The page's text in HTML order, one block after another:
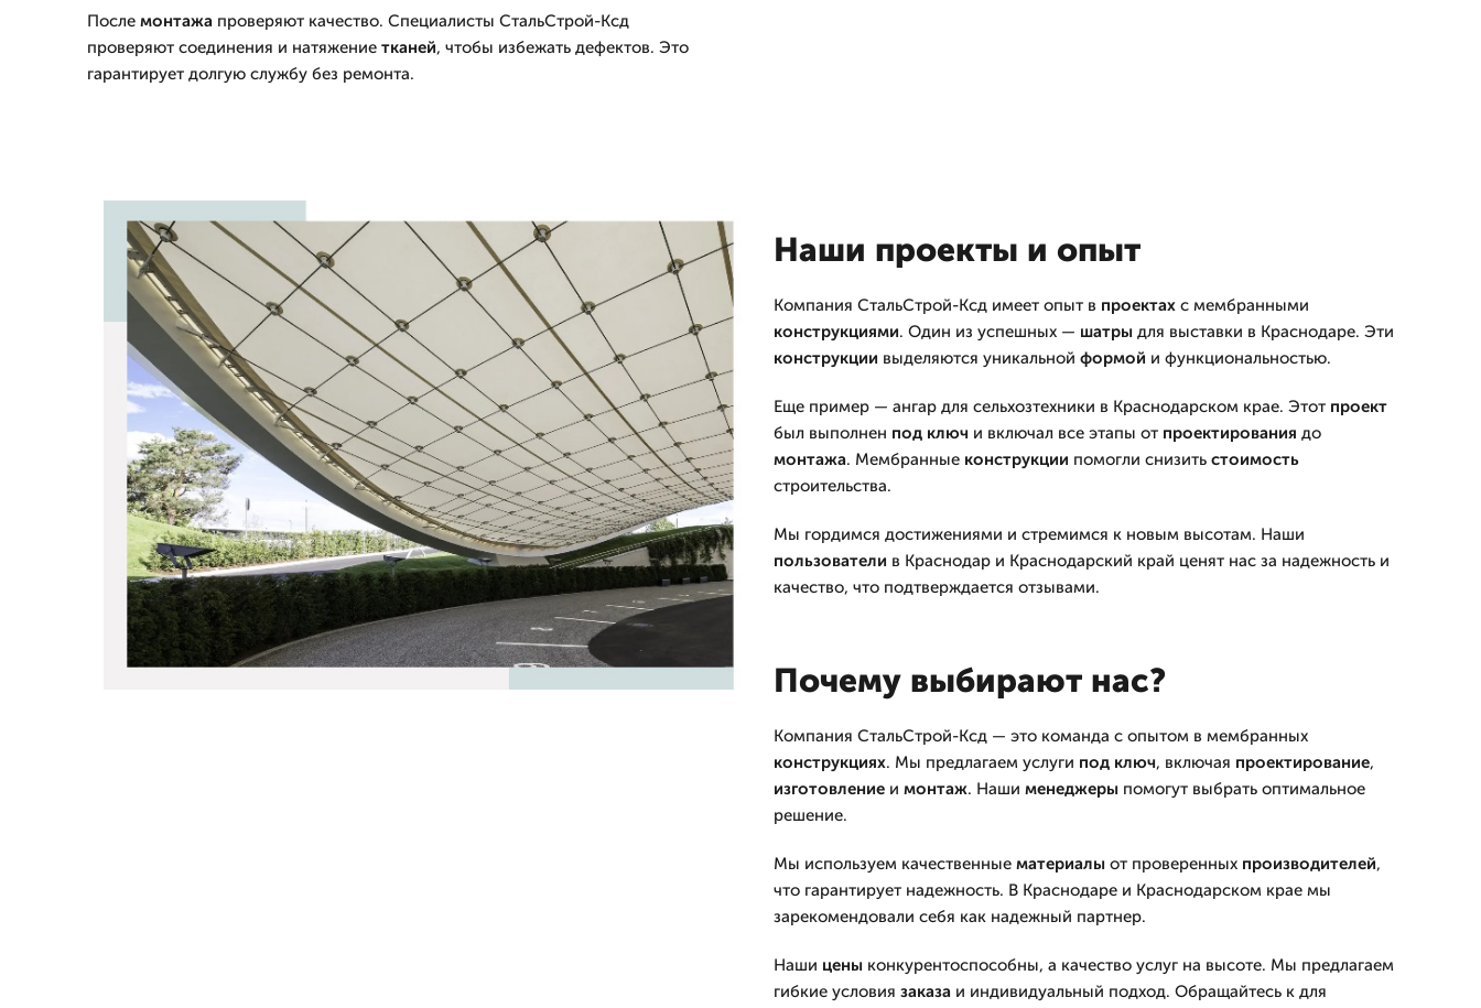
После монтажа проверяют качество. Специалисты СтальСтрой-Ксд
проверяют соединения и натяжение тканей, чтобы избежать дефектов. Это
гарантирует долгую службу без ремонта.
Наши проекты и опыт
Компания СтальСтрой-Ксд имеет опыт в проектахс мембранными
конструкциями. Один из успешных — шатрыдля выставки в Краснодаре. Эти
конструкции выделяются уникальной формой и функциональностью.
Еще пример — ангар для сельхозтехники в Краснодарском крае. Этот проект
был выполнен под ключи включал все этапы от проектирования до
монтажа. Мембранные конструкции помогли снизить стоимость
строительства.
Мы гордимся достижениями и стремимся к новым высотам. Наши
пользователи в Краснодар и Краснодарский край ценят нас за надежность и
качество, что подтверждается отзывами.
Почему выбирают нас?
Компания СтальСтрой-Ксд — это команда с опытом в мембранных
конструкциях. Мы предлагаем услуги под ключ, включая проектирование,
изготовлениеи монтаж. Наши менеджерыпомогут выбрать оптимальное
решение.
Мы используем качественные материалыот проверенных производителей,
что гарантирует надежность. В Краснодаре и Краснодарском крае мы
зарекомендовали себя как надежный партнер.
Наши ценыконкурентоспособны, а качество услуг на высоте. Мы предлагаем
гибкие условия заказаи индивидуальный подход. Обращайтесь к для